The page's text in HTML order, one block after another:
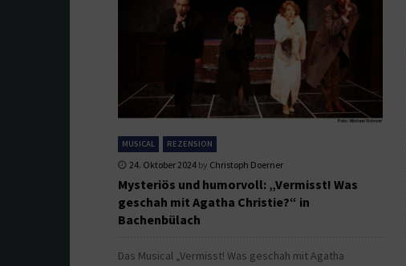
MUSICAL REZENSION
24. Oktober 2024 by Christoph Doerner
Mysteriös und humorvoll: „Vermisst! Was
geschah mit Agatha Christie?“ in
Bachenbülach
Das Musical „Vermisst! Was geschah mit Agatha